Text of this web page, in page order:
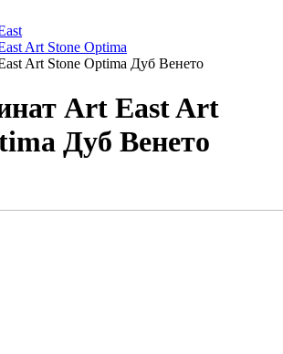
Art Stone Optima
Art Stone Optima Дуб Венето
Art East Art
Дуб Венето